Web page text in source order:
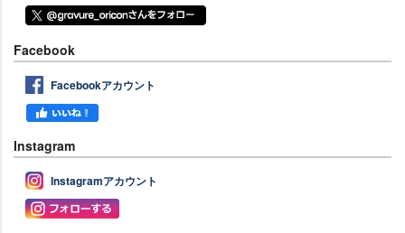
Facebook
Facebookアカウント
Instagram
Instagramアカウント